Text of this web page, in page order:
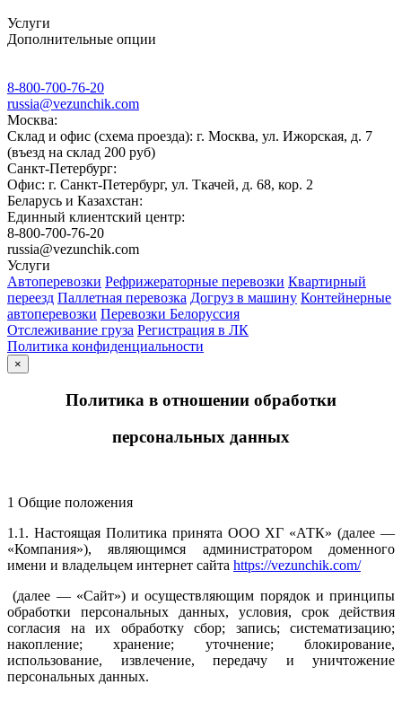
Услуги
Дополнительные опции
8-800-700-76-20
russia@vezunchik.com
Москва:
Склад и офис (схема проезда): г. Москва, ул. Ижорская, д. 7
(въезд на склад 200 руб)
Санкт-Петербург:
Офис: г. Санкт-Петербург, ул. Ткачей, д. 68, кор. 2
Беларусь и Казахстан:
Единный клиентский центр:
8-800-700-76-20
russia@vezunchik.com
Услуги
Автоперевозки Рефрижераторные перевозки Квартирный
переезд Паллетная перевозка Догруз в машину Контейнерные
автоперевозки Перевозки Белоруссия
Отслеживание груза Регистрация в ЛК
Политика конфиденциальности
×
Политика в отношении обработки
персональных данных
1 Общие положения
1.1. Настоящая Политика принята ООО ХГ «АТК» (далее —
«Компания»), являющимся администратором доменного
имени и владельцем интернет сайта https://vezunchik.com/
(далее — «Сайт») и осуществляющим порядок и принципы
обработки персональных данных, условия, срок действия
согласия на их обработку сбор; запись; систематизацию;
накопление; хранение; уточнение; блокирование,
использование, извлечение, передачу и уничтожение
персональных данных.